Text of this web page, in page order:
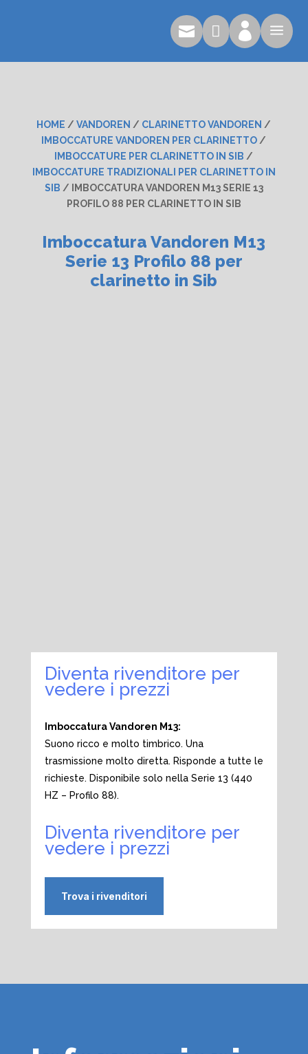
   a
HOME /VANDOREN / CLARINETTO VANDOREN /
IMBOCCATURE VANDOREN PER CLARINETTO /
IMBOCCATURE PER CLARINETTO IN SIB /
IMBOCCATURE TRADIZIONALI PER CLARINETTO IN
SIB / IMBOCCATURA VANDOREN M13 SERIE 13
PROFILO 88 PER CLARINETTO IN SIB
Imboccatura Vandoren M13
Serie 13 Profilo 88 per
clarinetto in Sib
Diventa rivenditore per
vedere i prezzi
Imboccatura Vandoren M13:
Suono ricco e molto timbrico. Una
trasmissione molto diretta. Risponde a tutte le
richieste. Disponibile solo nella Serie 13 (440
HZ – Profilo 88).
Diventa rivenditore per
vedere i prezzi
Trova i rivenditori